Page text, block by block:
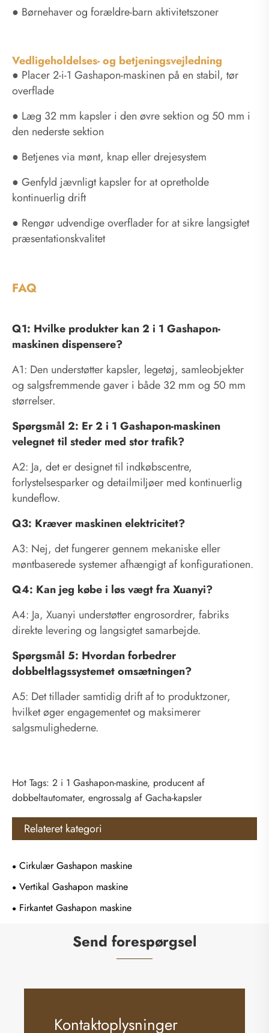
● Børnehaver og forældre-barn aktivitetszoner
Vedligeholdelses- og betjeningsvejledning
● Placer 2-i-1 Gashapon-maskinen på en stabil, tør
overflade
● Læg 32 mm kapsler i den øvre sektion og 50 mm i
den nederste sektion
● Betjenes via mønt, knap eller drejesystem
● Genfyld jævnligt kapsler for at opretholde
kontinuerlig drift
● Rengør udvendige overflader for at sikre langsigtet
præsentationskvalitet
FAQ
Q1: Hvilke produkter kan 2 i 1 Gashapon-
maskinen dispensere?
A1: Den understøtter kapsler, legetøj, samleobjekter
og salgsfremmende gaver i både 32 mm og 50 mm
størrelser.
Spørgsmål 2: Er 2 i 1 Gashapon-maskinen
velegnet til steder med stor trafik?
A2: Ja, det er designet til indkøbscentre,
forlystelsesparker og detailmiljøer med kontinuerlig
kundeflow.
Q3: Kræver maskinen elektricitet?
A3: Nej, det fungerer gennem mekaniske eller
møntbaserede systemer afhængigt af konfigurationen.
Q4: Kan jeg købe i løs vægt fra Xuanyi?
A4: Ja, Xuanyi understøtter engrosordrer, fabriks
direkte levering og langsigtet samarbejde.
Spørgsmål 5: Hvordan forbedrer
dobbeltlagssystemet omsætningen?
A5: Det tillader samtidig drift af to produktzoner,
hvilket øger engagementet og maksimerer
salgsmulighederne.
Hot Tags: 2 i 1 Gashapon-maskine, producent af
dobbeltautomater, engrossalg af Gacha-kapsler
Relateret kategori
Cirkulær Gashapon maskine
Vertikal Gashapon maskine
Firkantet Gashapon maskine
Send forespørgsel
Kontaktoplysninger